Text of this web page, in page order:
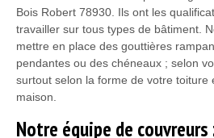
Bois Robert 78930. Ils ont les
travailler sur tous types de bâtiment.
mettre en place des gouttières
pendantes ou des chéneaux ; selon
surtout selon la forme de votre toiture
maison.
Notre équipe de